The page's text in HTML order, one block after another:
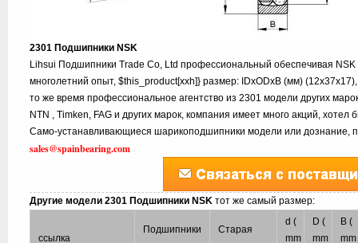
2301 Подшипники NSK
Lihsui Подшипники Trade Co, Ltd профессиональный обеспечивая
многолетний опыт, $this_product[xxh]} размер: IDxODxB (мм)
то же время профессиональное агентство из 2301 модели других
NTN , Timken, FAG и других марок, компания имеет много акций,
Само-устанавливающиеся шарикоподшипники модели или дознание,
sales@spainbearing.com
Другие модели 2301 Подшипники NSKтот же самый размер:
ссылка
Подшипники
Старая
d (
mm
D (
mm
B (
mm